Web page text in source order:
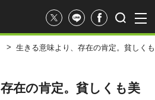
> 生きる意味より、存在の肯定。貧しく
在の肯定。貧しくも美